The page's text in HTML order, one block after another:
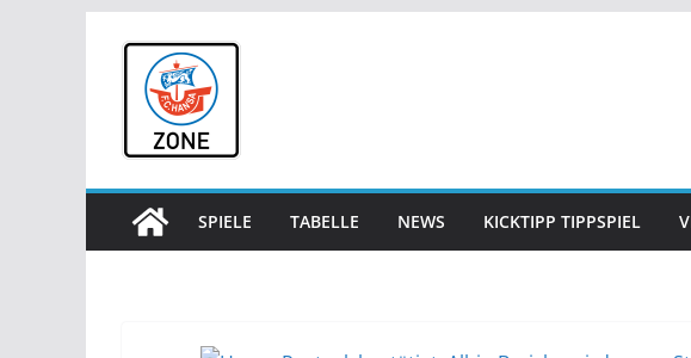
springen
SPIELE TABELLE NEWS KICKTIPP TIPPSPIEL